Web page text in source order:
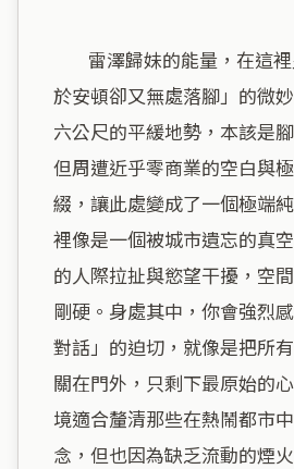
於安頓卻又無處落腳」的微
六公尺的平緩地勢，本該是
但周遭近乎零商業的空白與
綴，讓此處變成了一個極端
裡像是一個被城市遺忘的真
的人際拉扯與慾望干擾，空
剛硬。身處其中，你會強烈
對話」的迫切，就像是把所
關在門外，只剩下最原始的
境適合釐清那些在熱鬧都市
念，但也因為缺乏流動的煙